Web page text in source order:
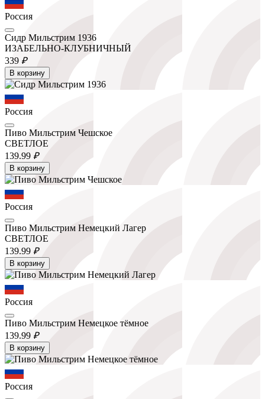
Россия
Сидр Мильстрим 1936
ИЗАБЕЛЬНО-КЛУБНИЧНЫЙ
339 ₽
В корзину
Россия
Пиво Мильстрим Чешское
СВЕТЛОЕ
139.99 ₽
В корзину
Россия
Пиво Мильстрим Немецкий Лагер
СВЕТЛОЕ
139.99 ₽
В корзину
Россия
Пиво Мильстрим Немецкое тёмное
139.99 ₽
В корзину
Россия